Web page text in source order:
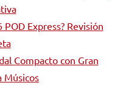
Express? Revisión
Compacto con Gran
Músicos